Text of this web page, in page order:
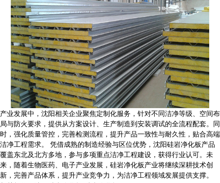
产业发展中，沈阳相关企业聚焦定制化服务，针对不同洁净等级、空间布
局与防火要求，提供从方案设计、生产制造到安装调试的全流程配套。同
时，强化质量管控，完善检测流程，提升产品一致性与耐久性，贴合高端
洁净工程需求。 凭借成熟的制造经验与区位优势，沈阳硅岩净化板产品
覆盖东北及北方多地，参与多项重点洁净工程建设，获得行业认可。未
来，随着生物医药、电子产业发展， 硅岩净化板产业将继续深耕技术创
新，完善产品体系，提升产业竞争力，为洁净工程领域发展提供支撑。